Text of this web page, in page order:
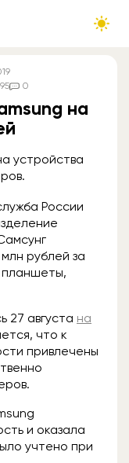
0
на
устройства
России
рублей за
планшеты,
27 августа на
что к
привлечены
и оказала
учтено при